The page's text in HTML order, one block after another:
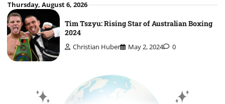
Skip
to
content
Thursday, August 6, 2026
Tim Tszyu: Rising Star of Australian Boxing
2024
Christian Huber May 2, 2024 0